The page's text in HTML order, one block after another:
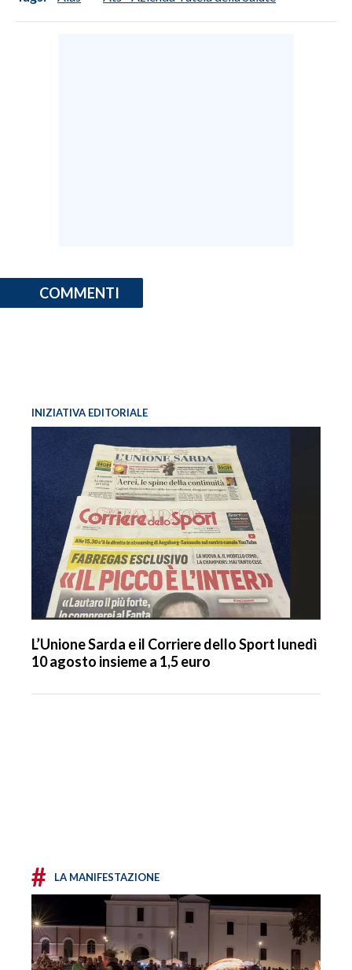
COMMENTI
INIZIATIVA EDITORIALE
L’Unione Sarda e il Corriere dello Sport lunedì
10 agosto insieme a 1,5 euro
# LA MANIFESTAZIONE